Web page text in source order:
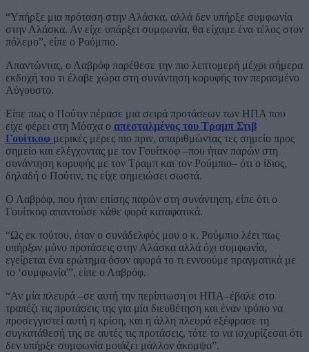
“Υπήρξε μια πρόταση στην Αλάσκα, αλλά δεν υπήρξε συμφωνία
στην Αλάσκα. Αν είχε υπάρξει συμφωνία, θα είχαμε ένα τέλος στον
πόλεμο”, είπε ο Ρούμπιο.
Απαντώντας, ο Λαβρόφ παρέθεσε την πιο λεπτομερή μέχρι σήμερα
εκδοχή του τι έλαβε χώρα στη συνάντηση κορυφής τον περασμένο
Αύγουστο.
Είπε πως ο Πούτιν πέρασε μια σειρά προτάσεων των ΗΠΑ που
είχε φέρει στη Μόσχα ο απεσταλμένος του Τραμπ Στιβ
Γουίτκοφ μερικές μέρες πιο πριν, απαριθμώντας τες σημείο προς
σημείο και ελέγχοντας με τον Γουίτκοφ –που ήταν παρών στη
συνάντηση κορυφής με τον Τραμπ και τον Ρούμπιο– ότι ο ίδιος,
δηλαδή ο Πούτιν, τις είχε σημειώσει σωστά.
Ο Λαβρόφ, που ήταν επίσης παρών στη συνάντηση, είπε ότι ο
Γουίτκοφ απαντούσε κάθε φορά καταφατικά.
“Ως εκ τούτου, όταν ο συνάδελφός μου ο κ. Ρούμπιο λέει πως
υπήρξαν μόνο προτάσεις στην Αλάσκα αλλά όχι συμφωνία,
εγείρεται ένα ερώτημα όσον αφορά το τι εννοούμε πραγματικά με
το ‘συμφωνία'”, είπε ο Λαβρόφ.
“Αν μία πλευρά –σε αυτή την περίπτωση οι ΗΠΑ–έβαλε στο
τραπέζι τις προτάσεις της για μία διευθέτηση και έναν τρόπο να
προσεγγιστεί αυτή η κρίση, και η άλλη πλευρά εξέφρασε τη
συγκατάθεσή της σε αυτές τις προτάσεις, τότε το να ισχυρίζεσαι ότι
δεν υπήρξε συμφωνία μοιάζει μάλλον άκομψο”.